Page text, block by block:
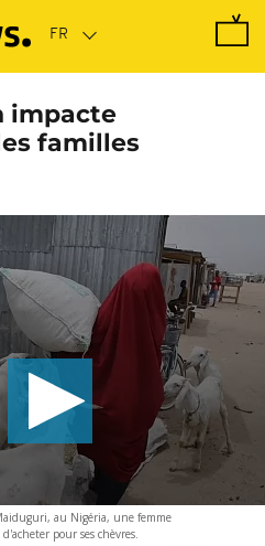
impacte
familles
au Nigéria, une femme
pour ses chèvres.